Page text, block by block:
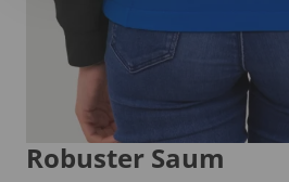
Robuster Saum